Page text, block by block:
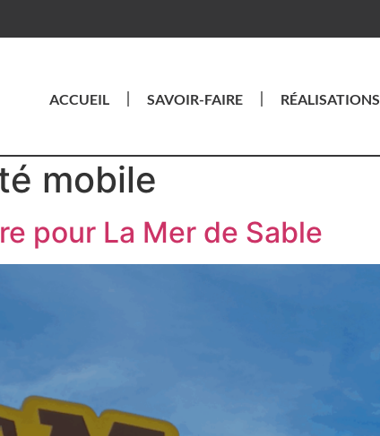
ACCUEIL SAVOIR-FAIRE RÉALISATIONS
mobile
pour La Mer de Sable